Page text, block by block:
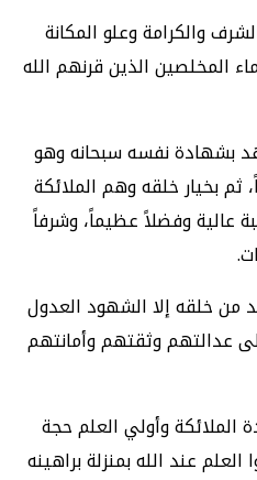
والكرامة وعلو المكانة
المخلصين الذين قرنهم الله
بشهادة نفسه سبحانه وهو
بخيار خلقه وهم الملائكة
عالية وفضلاً عظيماً، وشرفاً
من خلقه إلا الشهود العدول
عدالتهم وثقتهم وأمانتهم
وأولي العلم حجة
عند الله بمنزلة براهينه